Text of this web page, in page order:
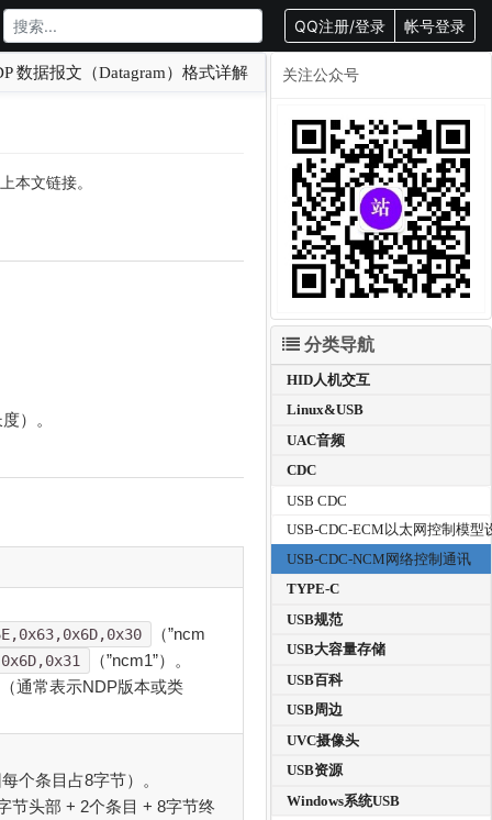
QQ注册/登录 帐号登录
数据报文（Datagram）格式详解
本文链接。
）。
（”ncm
（”ncm1”）。
（通常表示NDP版本或类
个条目占8字节）。
节头部 + 2个条目 + 8字节终
关注公众号
分类导航
HID人机交互
Linux&USB
UAC音频
CDC
USB CDC
USB-CDC-ECM以太网控制模型
USB-CDC-NCM网络控制通讯
TYPE-C
USB规范
USB大容量存储
USB百科
USB周边
UVC摄像头
USB资源
Windows系统USB